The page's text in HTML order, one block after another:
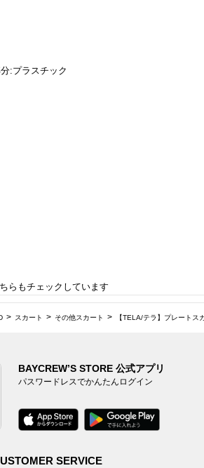
:プラスチック
らもチェックしています
スカート その他スカート 【TELA/テラ】プレートス
BAYCREW’S STORE 公式アプリ
パスワードレスでかんたんログイン
SERVICE